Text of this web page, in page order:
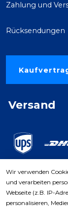
Zahlung und
Rücksendungen
Versand
Wir verwenden
und verarbeiten
Webseite (z.B. IP-
personalisieren,